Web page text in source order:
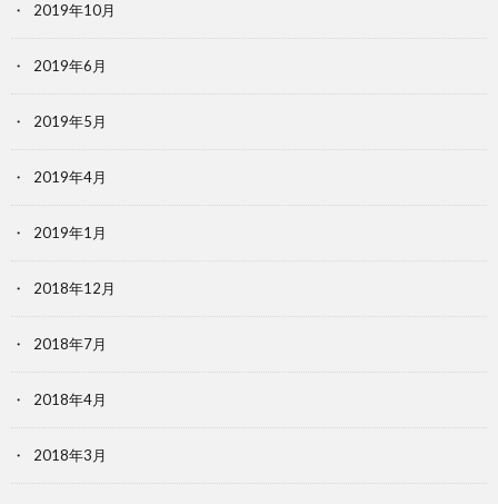
2019年10月
2019年6月
2019年5月
2019年4月
2019年1月
2018年12月
2018年7月
2018年4月
2018年3月